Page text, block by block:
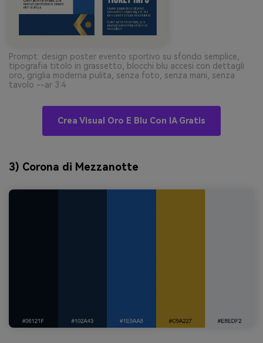
Prompt: design poster evento sportivo su sfondo semplice,
tipografia titolo in grassetto, blocchi blu accesi con dettagli
oro, griglia moderna pulita, senza foto, senza mani, senza
tavolo --ar 3:4
Crea Visual Oro E Blu Con IA Gratis
3) Corona di Mezzanotte